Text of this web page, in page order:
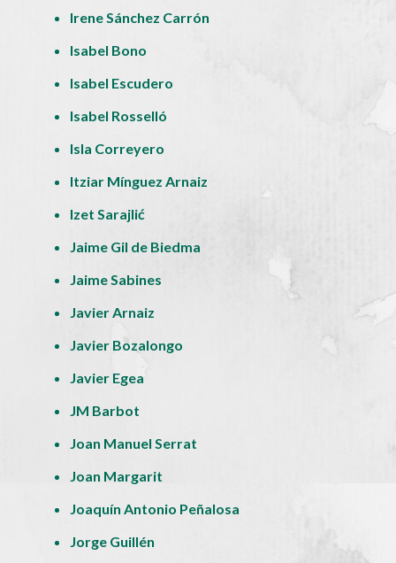
Irene Sánchez Carrón
Isabel Bono
Isabel Escudero
Isabel Rosselló
Isla Correyero
Itziar Mínguez Arnaiz
Izet Sarajlić
Jaime Gil de Biedma
Jaime Sabines
Javier Arnaiz
Javier Bozalongo
Javier Egea
JM Barbot
Joan Manuel Serrat
Joan Margarit
Joaquín Antonio Peñalosa
Jorge Guillén